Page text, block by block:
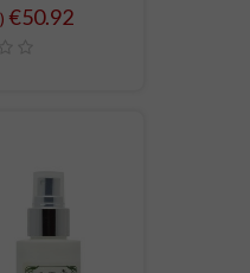
Price
€50.92